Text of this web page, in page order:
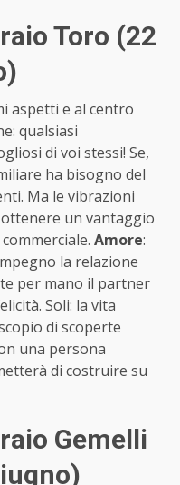
Toro (22
aspetti e al centro
qualsiasi
di voi stessi! Se,
ha bisogno del
Ma le vibrazioni
un vantaggio
Amore:
la relazione
per mano il partner
Soli: la vita
di scoperte
una persona
di costruire su
Gemelli